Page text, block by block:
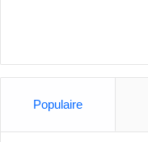
Populaire